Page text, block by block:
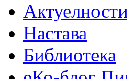
Настава
Библиотека